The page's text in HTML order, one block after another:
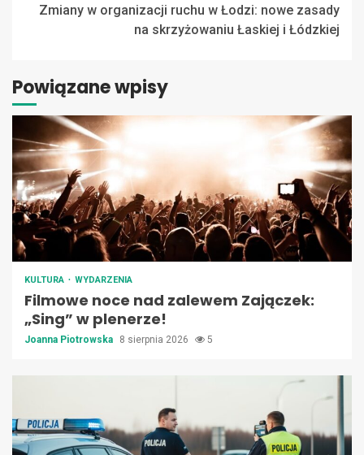
Zmiany w organizacji ruchu w Łodzi: nowe zasady
na skrzyżowaniu Łaskiej i Łódzkiej
Powiązane wpisy
KULTURA WYDARZENIA
Filmowe noce nad zalewem Zajączek:
„Sing” w plenerze!
Joanna Piotrowska 8 sierpnia 2026 5